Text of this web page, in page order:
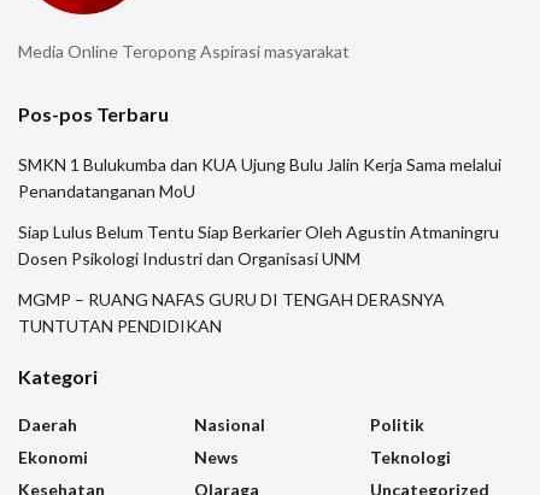
Media Online Teropong Aspirasi masyarakat
Pos-pos Terbaru
SMKN 1 Bulukumba dan KUA Ujung Bulu Jalin Kerja Sama melalui
Penandatanganan MoU
Siap Lulus Belum Tentu Siap Berkarier Oleh Agustin Atmaningru
Dosen Psikologi Industri dan Organisasi UNM
MGMP – RUANG NAFAS GURU DI TENGAH DERASNYA
TUNTUTAN PENDIDIKAN
Kategori
Daerah
Ekonomi
Kesehatan
Nasional
News
Olaraga
Politik
Teknologi
Uncategorized